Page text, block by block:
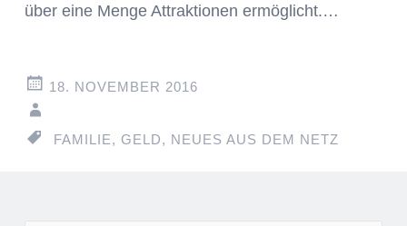
über eine Menge Attraktionen ermöglicht.…
18. NOVEMBER 2016
FAMILIE, GELD, NEUES AUS DEM NETZ